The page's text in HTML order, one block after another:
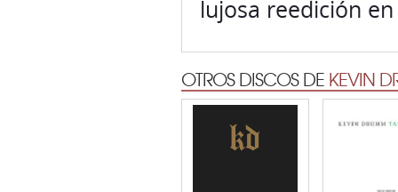
lujosa reedición
OTROS DISCOS DE KEVIN